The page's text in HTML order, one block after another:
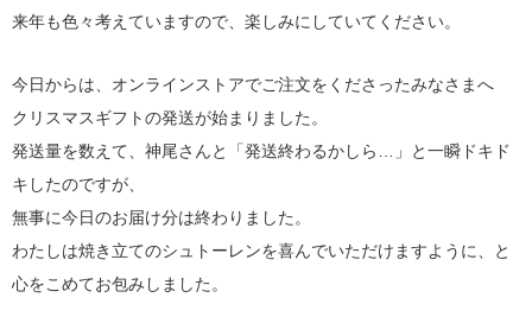
来年も色々考えていますので、楽しみにしていてください。
今日からは、オンラインストアでご注文をくださったみなさまへ
クリスマスギフトの発送が始まりました。
発送量を数えて、神尾さんと「発送終わるかしら…」と一瞬ドキド
キしたのですが、
無事に今日のお届け分は終わりました。
わたしは焼き立てのシュトーレンを喜んでいただけますように、と
心をこめてお包みしました。